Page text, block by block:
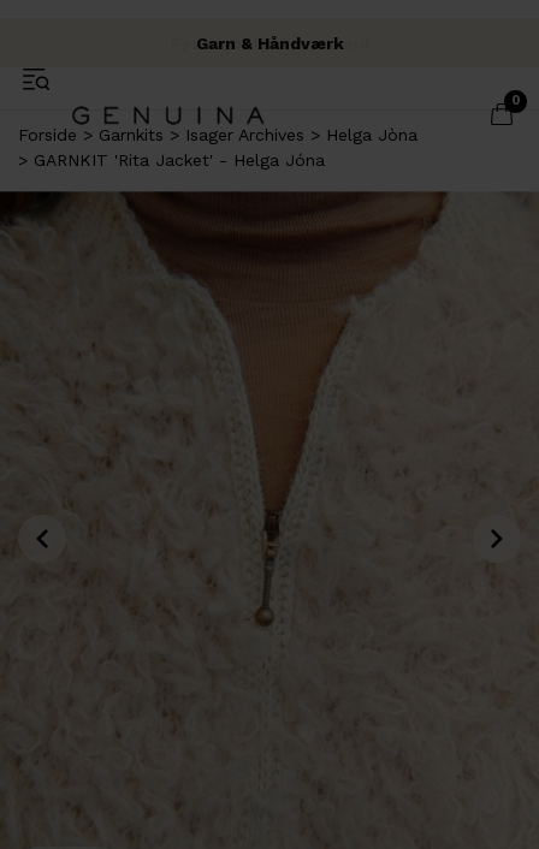
Fri fragt over 500 kr.
Fysisk butik i Brabrand
Garn & Håndværk
0
Forside Garnkits Isager Archives
Helga Jòna
GARNKIT 'Rita Jacket' - Helga Jóna